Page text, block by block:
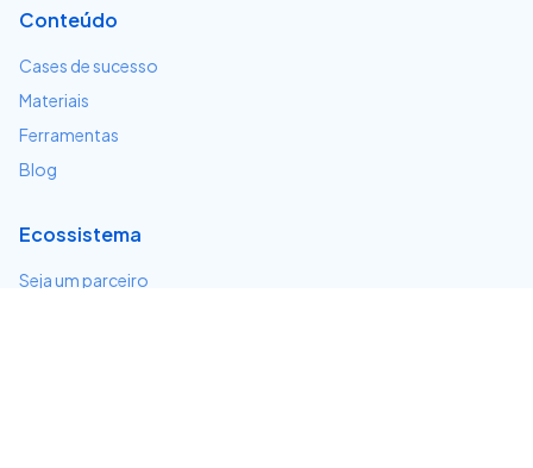
Conteúdo
Cases de sucesso
Materiais
Ferramentas
Blog
Ecossistema
Seja um parceiro